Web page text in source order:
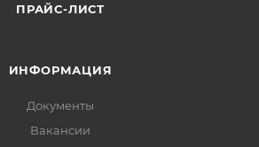
ПРАЙС-ЛИСТ
ИНФОРМАЦИЯ
Документы
Вакансии